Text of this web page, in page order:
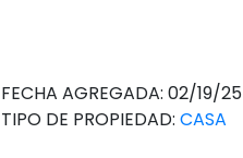
FECHA AGREGADA: 02/19/25
TIPO DE PROPIEDAD:CASA